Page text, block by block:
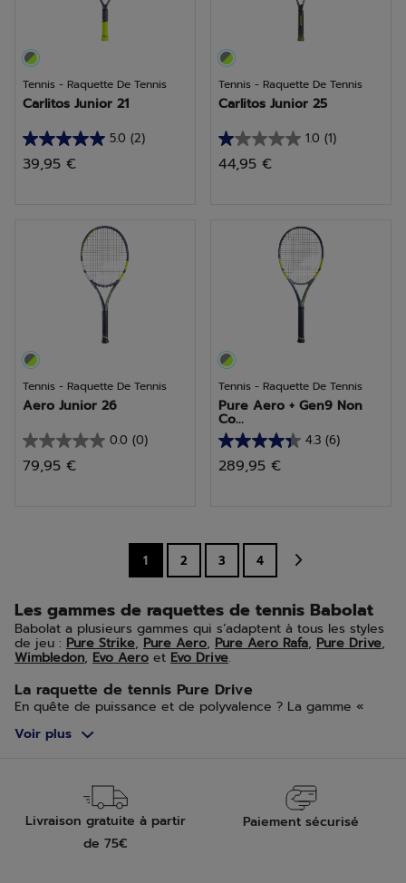
Tennis - Raquette De Tennis
Carlitos Junior 21
5.0 (2)
5.0
sur
39,95 €
Tennis - Raquette De Tennis
Carlitos Junior 25
1.0 (1)
1.0
sur
44,95 €
Tennis - Raquette De Tennis
Aero Junior 26
0.0 (0)
0.0
sur
79,95 €
Tennis - Raquette De Tennis
Pure Aero + Gen9 Non
Co...
4.3 (6)
4.3
sur
6
avis
289,95 €
1 2 3 4
Les gammes de raquettes de tennis Babolat
Babolat a plusieurs gammes qui s’adaptent à tous les styles
de jeu : Pure Strike, Pure Aero, Pure Aero Rafa, Pure Drive,
Wimbledon, Evo Aero et Evo Drive.
La raquette de tennis Pure Drive
En quête de puissance et de polyvalence ? La gamme «
de tennis peut convenir aussi bien pour les joueurs
La raquette de tennis Pure Aero
La raquette de tennis Pure Aero donnera aux joueurs une
intensité de frappe sans égal. Cette raquette, de par son
cadre aérodynamique et son plan de cordage adapté à
Voir plus
Livraison gratuite à partir
de 75€
Paiement sécurisé